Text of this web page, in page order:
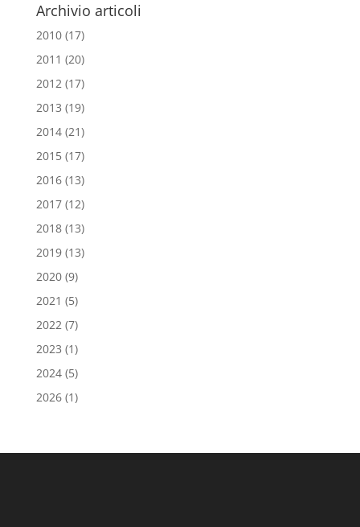
k
Archivio articoli
2010(17)
2011 (20)
2012(17)
2013 (19)
2014(21)
2015(17)
2016(13)
2017(12)
2018(13)
2019(13)
2020(9)
2021 (5)
2022(7)
2023 (1)
2024(5)
2026(1)